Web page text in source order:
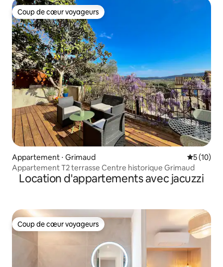
Coup de cœur voyageurs
Coup de cœur voyageurs
Appartement ⋅ Grimaud
5 (10)
Appartement T2 terrasse Centre historique Grimaud
Location d'appartements avec jacuzzi
Coup de cœur voyageurs
Coup de cœur voyageurs